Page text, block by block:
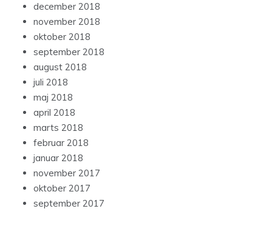
december 2018
november 2018
oktober 2018
september 2018
august 2018
juli 2018
maj 2018
april 2018
marts 2018
februar 2018
januar 2018
november 2017
oktober 2017
september 2017